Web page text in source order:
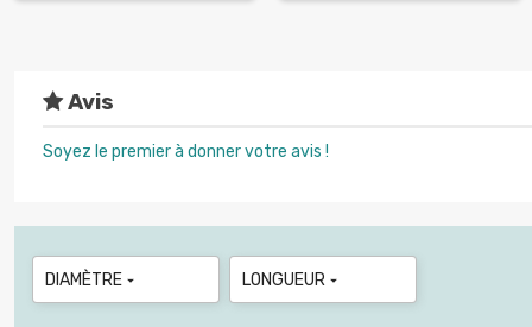
Avis
Soyez le premier à donner votre avis !
DIAMÈTRE  LONGUEUR 